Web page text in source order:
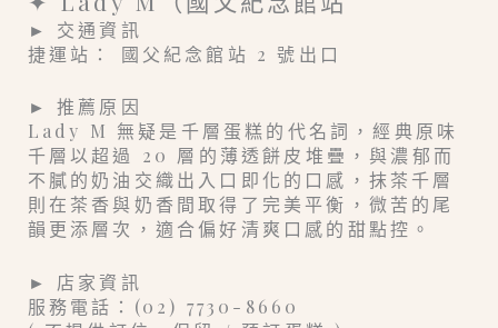
► 交通資訊
捷運站： 國父紀念館站 2 號出口
► 推薦原因
Lady M 無疑是千層蛋糕的代名詞，經典原味
千層以超過 20 層的薄透餅皮堆疊，與濃郁而
不膩的奶油交織出入口即化的口感，抹茶千層
則在茶香與奶香間取得了完美平衡，微苦的尾
韻更添層次，適合偏好清爽口感的甜點控。
► 店家資訊
服務電話：(02) 7730-8660